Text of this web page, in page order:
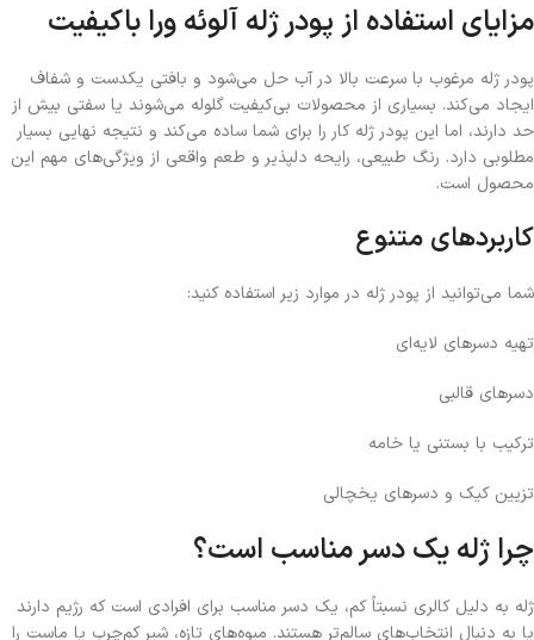
مزایای استفاده از پودر ژله آلوئه ورا باکیفیت
پودر ژله مرغوب با سرعت بالا در آب حل می‌شود و بافتی یکدست و شفاف
ایجاد می‌کند. بسیاری از محصولات بی‌کیفیت گلوله می‌شوند یا سفتی بیش از
حد دارند، اما این پودر ژله کار را برای شما ساده می‌کند و نتیجه نهایی بسیار
مطلوبی دارد. رنگ طبیعی، رایحه دلپذیر و طعم واقعی از ویژگی‌های مهم این
محصول است.
کاربردهای متنوع
شما می‌توانید از پودر ژله در موارد زیر استفاده کنید:
تهیه دسرهای لایه‌ای
دسرهای قالبی
ترکیب با بستنی یا خامه
تزیین کیک و دسرهای یخچالی
چرا ژله یک دسر مناسب است؟
ژله به دلیل کالری نسبتاً کم، یک دسر مناسب برای افرادی است که رژیم دارند
یا به دنبال انتخاب‌های سالم‌تر هستند. میوه‌های تازه، شیر کم‌چرب یا ماست را